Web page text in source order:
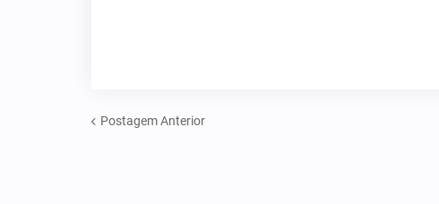
Postagem Anterior